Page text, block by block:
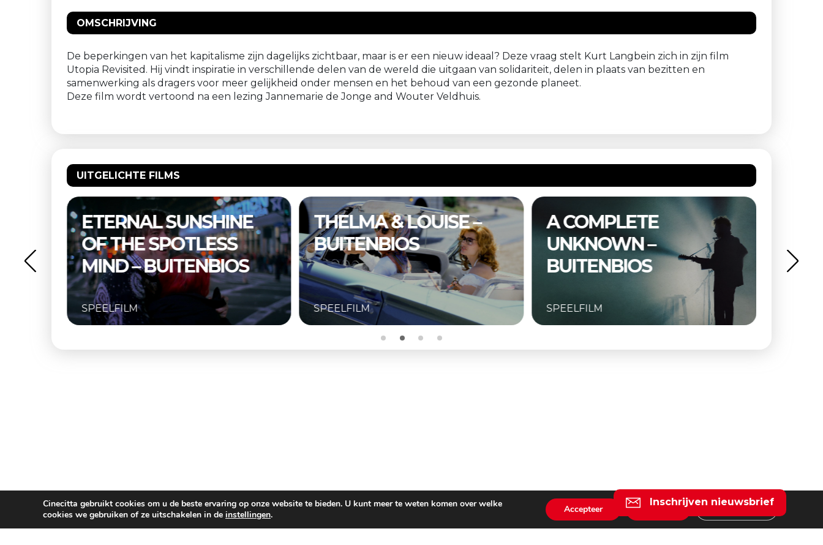
OMSCHRIJVING
De beperkingen van het kapitalisme zijn dagelijks zichtbaar, maar is er een nieuw ideaal? Deze vraag stelt Kurt Langbein zich in zijn film
Utopia Revisited. Hij vindt inspiratie in verschillende delen van de wereld die uitgaan van solidariteit, delen in plaats van bezitten en
samenwerking als dragers voor meer gelijkheid onder mensen en het behoud van een gezonde planeet.
Deze film wordt vertoond na een lezing Jannemarie de Jonge and Wouter Veldhuis.
UITGELICHTE FILMS
SUNSHINE
SPOTLESS
– BUITENBIOS
THELMA & LOUISE –
BUITENBIOS
SPEELFILM
A COMPLETE
UNKNOWN –
BUITENBIOS
SPEELFILM
THE SUBSTANCE
BUITENBIOS
SPEELFILM
Inschrijven nieuwsbrief
Cinecitta gebruikt cookies om u de beste ervaring op onze website te bieden. U kunt meer te weten komen over welke
cookies we gebruiken of ze uitschakelen in de instellingen. Accepteer Weiger Instellingen